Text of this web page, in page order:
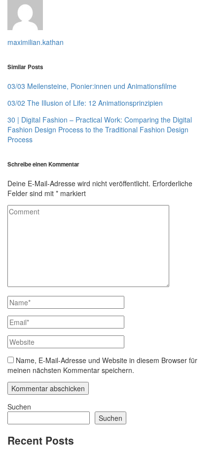
maximilian.kathan
Similar Posts
03/03 Meilensteine, Pionier:innen und Animationsfilme
03/02 The Illusion of Life: 12 Animationsprinzipien
30 | Digital Fashion – Practical Work: Comparing the Digital
Fashion Design Process to the Traditional Fashion Design
Process
Schreibe einen Kommentar
Deine E-Mail-Adresse wird nicht veröffentlicht. Erforderliche
Felder sind mit * markiert
Name, E-Mail-Adresse und Website in diesem Browser für
meinen nächsten Kommentar speichern.
Suchen
Suchen
Recent Posts